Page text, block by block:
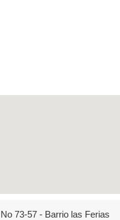
73-57 - Barrio las Ferias